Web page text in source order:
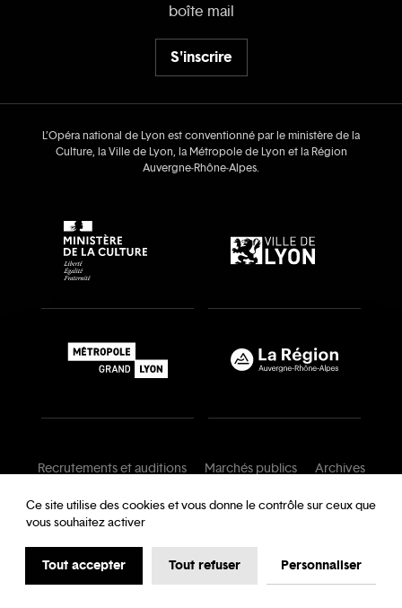
boîte mail
S'inscrire
L’Opéra national de Lyon est conventionné par le ministère de la
Culture, la Ville de Lyon, la Métropole de Lyon et la Région
Auvergne‑Rhône‑Alpes.
Recrutements et auditions Marchés publics
Archives
Mentions légales
Conditions générales
Charte de modération
Protection des données
Accessibilité : partiellement conforme
Cookies
Ce site utilise des cookies et vous donne le contrôle sur ceux que
vous souhaitez activer
Tout accepter Tout refuser Personnaliser